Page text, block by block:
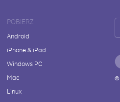
POBIERZ
Android
iPhone & iPad
Windows PC
Mac
Linux
©